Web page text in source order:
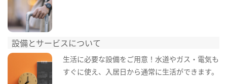
設備とサービスについて
生活に必要な設備をご用意！水道やガス・電気も
すぐに使え、入居日から通常に生活ができます。